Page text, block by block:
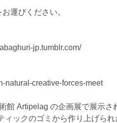
運びください。
jp.tumblr.com/
natural-creative-forces-meet
館 Artipelag の企画展で展示さ
ックのゴミから作り上げら